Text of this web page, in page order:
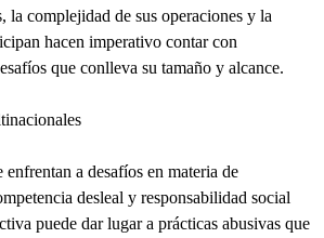
la complejidad de sus operaciones y la
hacen imperativo contar con
que conlleva su tamaño y alcance.
a desafíos en materia de
desleal y responsabilidad social
puede dar lugar a prácticas abusivas que